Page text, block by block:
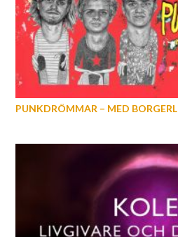
PUNKDRÖMMAR – MED